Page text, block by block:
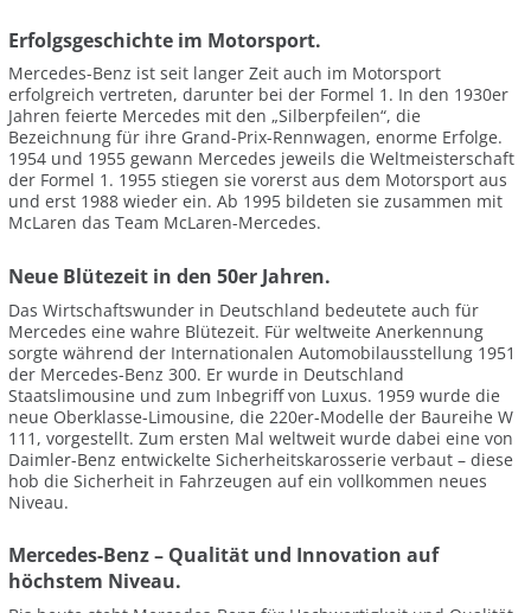
Erfolgsgeschichte im Motorsport.
Mercedes-Benz ist seit langer Zeit auch im Motorsport
erfolgreich vertreten, darunter bei der Formel 1. In den 1930er
Jahren feierte Mercedes mit den „Silberpfeilen“, die
Bezeichnung für ihre Grand-Prix-Rennwagen, enorme Erfolge.
1954 und 1955 gewann Mercedes jeweils die Weltmeisterschaft
der Formel 1. 1955 stiegen sie vorerst aus dem Motorsport aus
und erst 1988 wieder ein. Ab 1995 bildeten sie zusammen mit
McLaren das Team McLaren-Mercedes.
Neue Blütezeit in den 50er Jahren.
Das Wirtschaftswunder in Deutschland bedeutete auch für
Mercedes eine wahre Blütezeit. Für weltweite Anerkennung
sorgte während der Internationalen Automobilausstellung 1951
der Mercedes-Benz 300. Er wurde in Deutschland
Staatslimousine und zum Inbegriff von Luxus. 1959 wurde die
neue Oberklasse-Limousine, die 220er-Modelle der Baureihe W
111, vorgestellt. Zum ersten Mal weltweit wurde dabei eine von
Daimler-Benz entwickelte Sicherheitskarosserie verbaut – diese
hob die Sicherheit in Fahrzeugen auf ein vollkommen neues
Niveau.
Mercedes-Benz – Qualität und Innovation auf
höchstem Niveau.